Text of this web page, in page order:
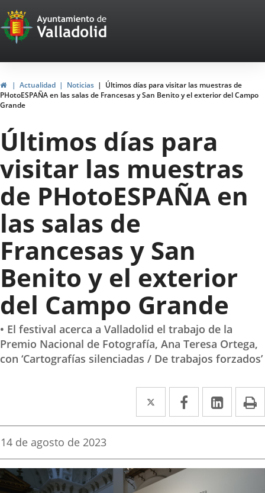
Portal
Web
del
Ayuntamiento
de
Valladolid
InicioActualidad Noticias
Últimos días para visitar las muestras de
PHotoESPAÑA en las salas de Francesas y San Benito y el exterior del Campo
Grande
Últimos días para
visitar las muestras
de PHotoESPAÑA en
las salas de
Francesas y San
Benito y el exterior
del Campo Grande
• El festival acerca a Valladolid el trabajo de la
Premio Nacional de Fotografía, Ana Teresa Ortega,
con ‘Cartografías silenciadas / De trabajos forzados’
Twitter
Enlace
a
aplicación
externa.
Facebook
Enlace
a
aplicación
Enlace
a
Fecha
la
noticia
14 de agosto de 2023